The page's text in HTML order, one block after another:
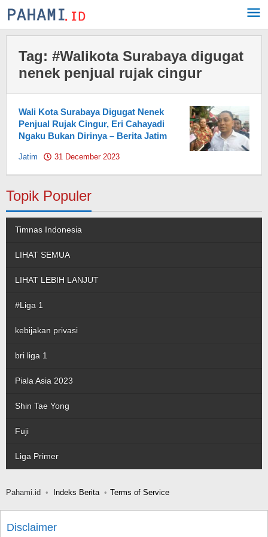
Skip
to
Tag: #Walikota Surabaya digugat
nenek penjual rujak cingur
Wali Kota Surabaya Digugat Nenek
Penjual Rujak Cingur, Eri Cahayadi
Ngaku Bukan Dirinya – Berita Jatim
Jatim 31 December 2023
Topik Populer
Timnas Indonesia
LIHAT SEMUA
LIHAT LEBIH LANJUT
#Liga 1
kebijakan privasi
bri liga 1
Piala Asia 2023
Shin Tae Yong
Fuji
Liga Primer
Pahami.id Indeks Berita Terms of Service
Disclaimer